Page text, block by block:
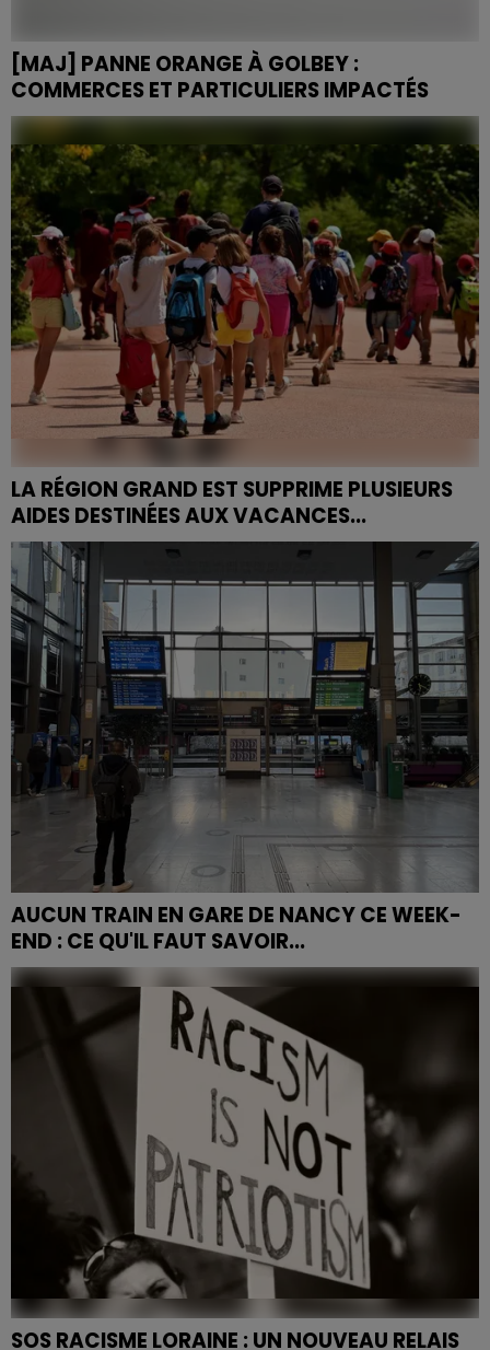
[MAJ] PANNE ORANGE À GOLBEY :
COMMERCES ET PARTICULIERS IMPACTÉS
Si vous êtes concerné par cette panne à Golbey, vous
pouvez contacter Orange au 3900 ou signaler votre
situation via l'application Mon Orange.
LA RÉGION GRAND EST SUPPRIME PLUSIEURS
AIDES DESTINÉES AUX VACANCES...
Dans un contexte de rigueur budgétaire, la Région
Grand Est a décidé de ne plus financer plusieurs
associations qui organisent des séjours pour des
enfants...
AUCUN TRAIN EN GARE DE NANCY CE WEEK-
END : CE QU'IL FAUT SAVOIR...
Du vendredi 15 mai à 23h au dimanche 17 mai à 11h, la
gare de Nancy sera totalement fermée à la
circulation ferroviaire en raison de travaux sur les...
SOS RACISME LORAINE : UN NOUVEAU RELAIS